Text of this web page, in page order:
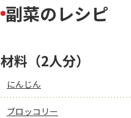
副菜のレシピ
材料（2人分）
にんじん
ブロッコリー